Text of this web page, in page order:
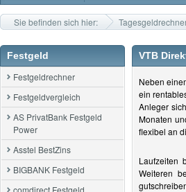
Sie befinden sich hier:
Festgeld
Festgeldrechner
Festgeldvergleich
AS PrivatBank Festgeld
Power
Asstel BestZins
BIGBANK Festgeld
comdirect Festgeld
VTB
Neben
ein
Anleger
Monaten
flexibel an
Laufzeiten
Weiteren